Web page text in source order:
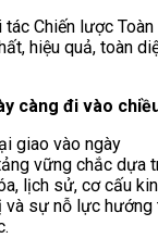
Chiến lược Toàn
hiệu quả, toàn
càng đi vào
giao vào ngày
vững chắc dựa
lịch sử, cơ cấu
và sự nỗ lực hướng